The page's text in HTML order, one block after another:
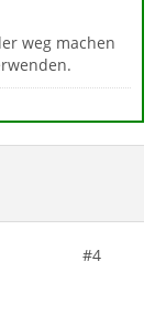
weg machen
#4